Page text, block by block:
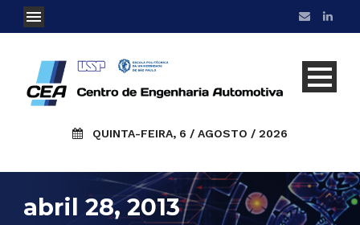
QUINTA-FEIRA, 6 / AGOSTO / 2026
abril 28, 2013